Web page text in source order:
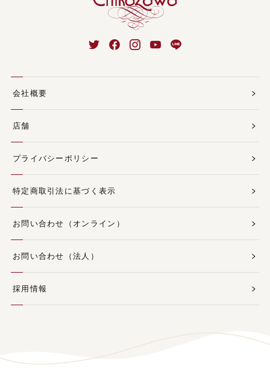
会社概要
店舗
プライバシーポリシー
特定商取引法に基づく表示
お問い合わせ（オンライン）
お問い合わせ（法人）
採用情報